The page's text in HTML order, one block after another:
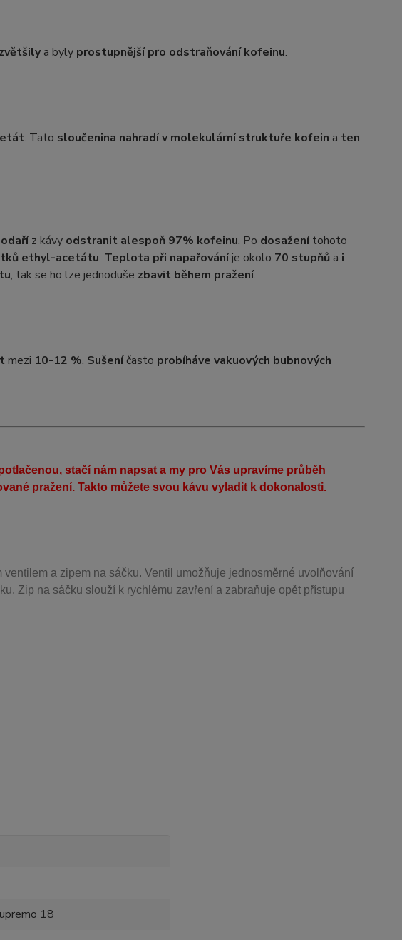
a byly prostupnější pro odstraňování kofeinu.
. Tato sloučenina nahradí v molekulární struktuře kofein a ten
z kávy odstranit alespoň 97% kofeinu. Po dosaženítohoto
ethyl-acetátu. Teplota při napařováníje okolo 70 stupňů a i
, tak se ho lze jednoduše zbavit během pražení.
mezi 10-12 %. Sušeníčasto probíháve vakuových bubnových
stačí nám napsat a my pro Vás upravíme průběh
pražení. Takto můžete svou kávu vyladit k dokonalosti.
a zipem na sáčku. Ventil umožňuje jednosměrné uvolňování
Zip na sáčku slouží k rychlému zavření a zabraňuje opět přístupu
18